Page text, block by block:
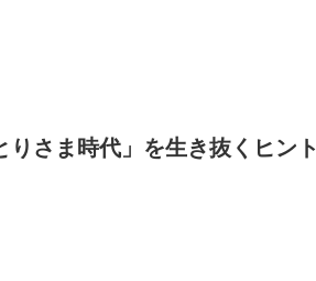
さま時代」を生き抜くヒント